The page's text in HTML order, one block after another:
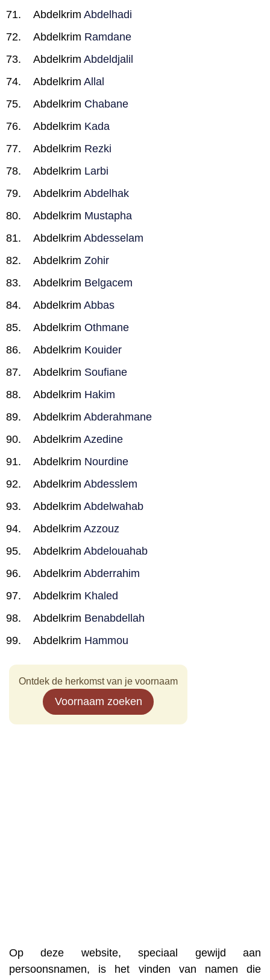
Abdelkrim Abdelhadi
Abdelkrim Ramdane
Abdelkrim Abdeldjalil
Abdelkrim Allal
Abdelkrim Chabane
Abdelkrim Kada
Abdelkrim Rezki
Abdelkrim Larbi
Abdelkrim Abdelhak
Abdelkrim Mustapha
Abdelkrim Abdesselam
Abdelkrim Zohir
Abdelkrim Belgacem
Abdelkrim Abbas
Abdelkrim Othmane
Abdelkrim Kouider
Abdelkrim Soufiane
Abdelkrim Hakim
Abdelkrim Abderahmane
Abdelkrim Azedine
Abdelkrim Nourdine
Abdelkrim Abdesslem
Abdelkrim Abdelwahab
Abdelkrim Azzouz
Abdelkrim Abdelouahab
Abdelkrim Abderrahim
Abdelkrim Khaled
Abdelkrim Benabdellah
Abdelkrim Hammou
Ontdek de herkomst van je voornaam
Voornaam zoeken
Op deze website, speciaal gewijd aan
persoonsnamen, is het vinden van namen die